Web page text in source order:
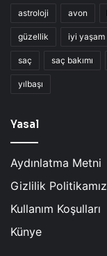
astroloji avon
güzellik iyi yaşam
saç saç bakımı
yılbaşı
Yasal
Aydınlatma Metni
Gizlilik Politikamız
Kullanım Koşulları
Künye